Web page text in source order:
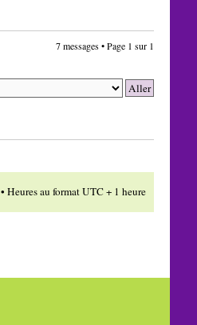
7 messages • Page 1 sur 1
• Heures au format UTC + 1 heure